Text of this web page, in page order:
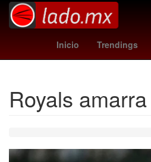
Inicio Trendings
clima nuevo laredo botafogo -
Royals